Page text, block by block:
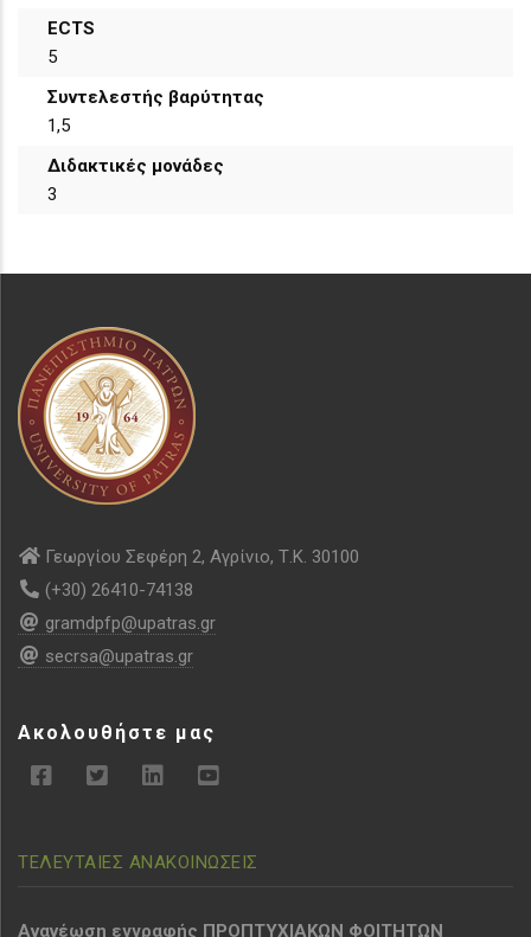
ECTS
5
Συντελεστής βαρύτητας
1,5
Διδακτικές μονάδες
3
Γεωργίου Σεφέρη 2, Αγρίνιο, Τ.Κ. 30100
(+30) 26410-74138
gramdpfp@upatras.gr
secrsa@upatras.gr
Ακολουθήστε μας
ΤΕΛΕΥΤΑΙΕΣ ΑΝΑΚΟΙΝΩΣΕΙΣ
Aνανέωση εγγραφής ΠΡΟΠΤΥΧΙΑΚΩΝ ΦΟΙΤΗΤΩΝ_